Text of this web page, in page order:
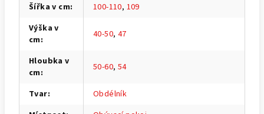
Šířka v cm: 100-110, 109
Výška v
cm: 40-50, 47
Hloubka v
cm: 50-60, 54
Tvar:
Obdélník